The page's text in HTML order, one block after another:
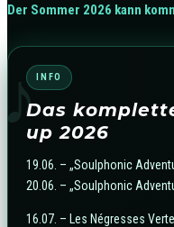
Der Sommer 2026 kann
♪ INFO
Das
up 2026
19.06. – „Soulphonic
20.06. – „Soulphonic
16.07. – Les Négresses